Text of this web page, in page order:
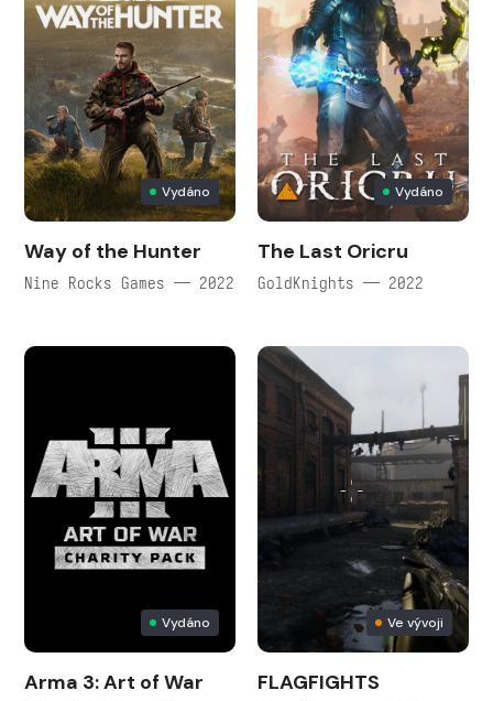
Vydáno
Way of the Hunter
Nine Rocks Games — 2022
Vydáno
The Last Oricru
GoldKnights — 2022
Vydáno
Arma 3: Art of War
Ve vývoji
FLAGFIGHTS